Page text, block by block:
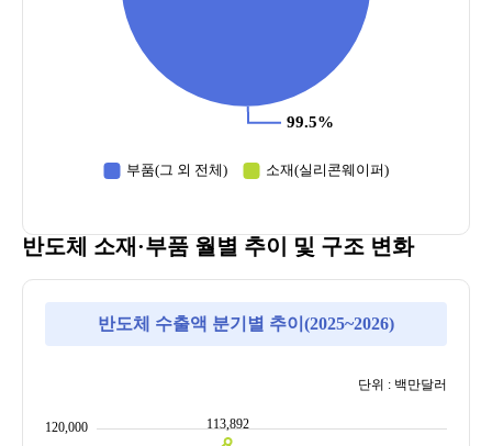
반도체 소재·부품 월별 추이 및 구조 변화
반도체 수출액 분기별 추이(2025~2026)